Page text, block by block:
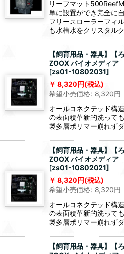
リーフマット
単に設置ができ完全に
フリースローラーフィ
も水槽水をクリスタル
【飼育用品・器具】【
ZOOX バイオメデ
[zs01-10802031]
8,320円(税込)
希望小売価格: 8,320円
オールコネクテッド構
の表面積革新的洗って
製多層ポリマー崩れず
【飼育用品・器具】【
ZOOX バイオメデ
[zs01-10802021]
8,320円(税込)
希望小売価格: 8,320円
オールコネクテッド構
の表面積革新的洗って
製多層ポリマー崩れず
【飼育用品・器具】【